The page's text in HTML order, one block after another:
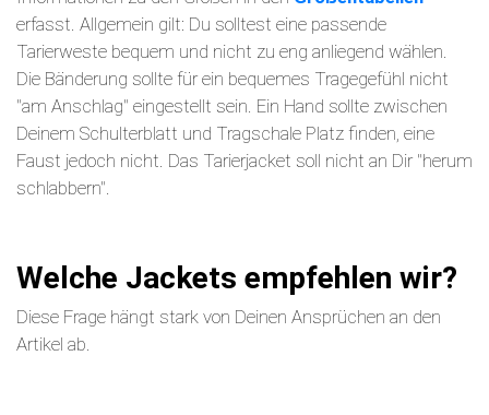
erfasst. Allgemein gilt: Du solltest eine passende
Tarierweste bequem und nicht zu eng anliegend wählen.
Die Bänderung sollte für ein bequemes Tragegefühl nicht
"am Anschlag" eingestellt sein. Ein Hand sollte zwischen
Deinem Schulterblatt und Tragschale Platz finden, eine
Faust jedoch nicht. Das Tarierjacket soll nicht an Dir "herum
schlabbern".
Welche Jackets empfehlen wir?
Diese Frage hängt stark von Deinen Ansprüchen an den
Artikel ab.